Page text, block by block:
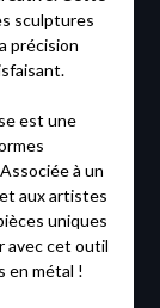
sculptures
précision
est une
à un
aux artistes
uniques
avec cet outil
en métal !